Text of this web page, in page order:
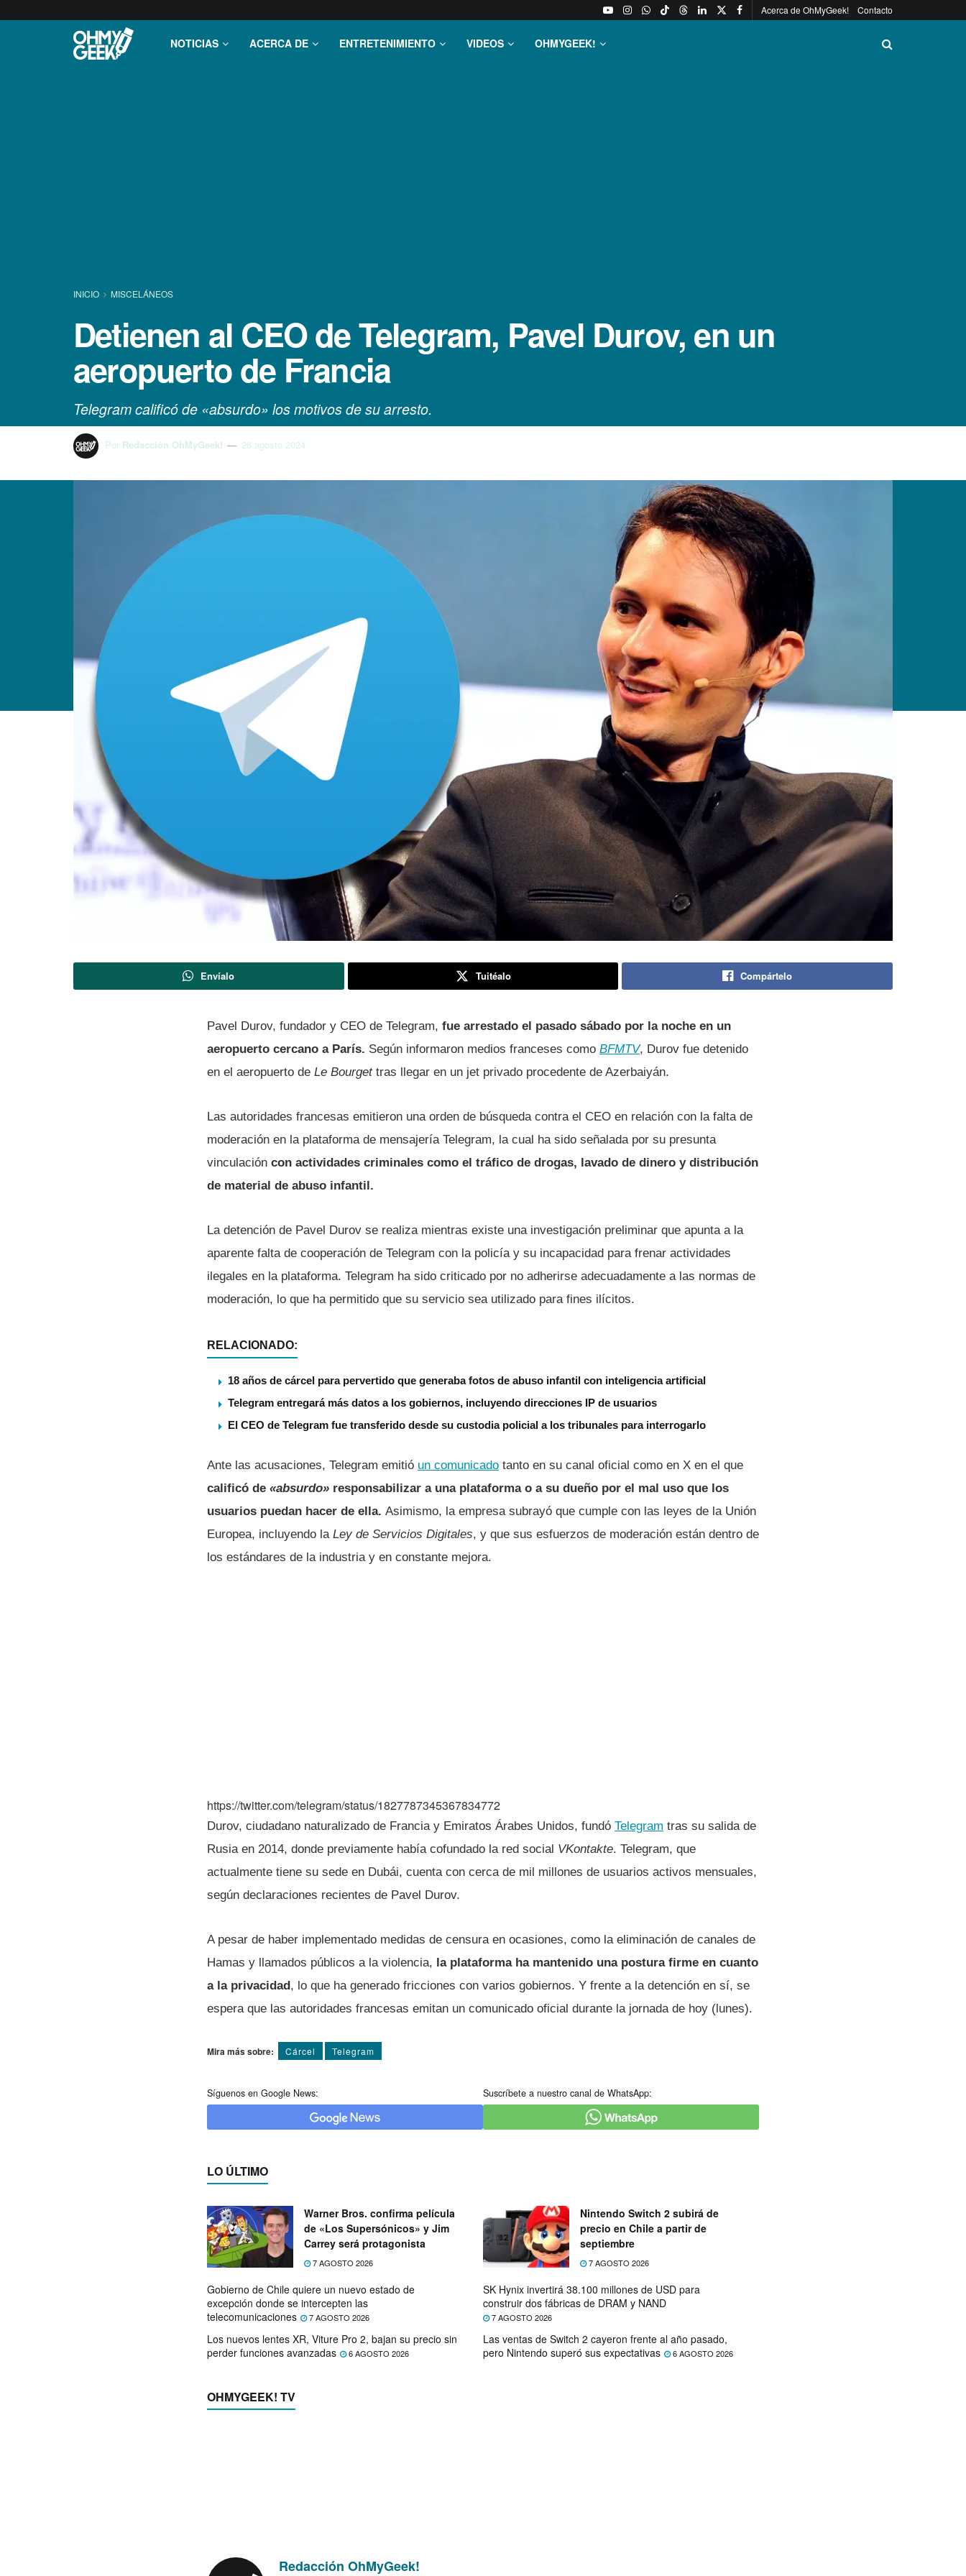
Acerca de OhMyGeek! Contacto
NOTICIAS ACERCA DE ENTRETENIMIENTO VIDEOS OHMYGEEK!
INICIO MISCELÁNEOS
Detienen al CEO de Telegram, Pavel Durov, en un
aeropuerto de Francia
Telegram calificó de «absurdo» los motivos de su arresto.
Por Redacción OhMyGeek! 26 agosto 2024
Envíalo Tuitéalo Compártelo
Pavel Durov, fundador y CEO de Telegram, fue arrestado el pasado sábado por la noche en un
aeropuerto cercano a París. Según informaron medios franceses como BFMTV, Durov fue detenido
en el aeropuerto de Le Bourgettras llegar en un jet privado procedente de Azerbaiyán.
Las autoridades francesas emitieron una orden de búsqueda contra el CEO en relación con la falta de
moderación en la plataforma de mensajería Telegram, la cual ha sido señalada por su presunta
vinculación con actividades criminales como el tráfico de drogas, lavado de dinero y distribución
de material de abuso infantil.
La detención de Pavel Durov se realiza mientras existe una investigación preliminar que apunta a la
aparente falta de cooperación de Telegram con la policía y su incapacidad para frenar actividades
ilegales en la plataforma. Telegram ha sido criticado por no adherirse adecuadamente a las normas de
moderación, lo que ha permitido que su servicio sea utilizado para fines ilícitos.
RELACIONADO:
18 años de cárcel para pervertido que generaba fotos de abuso infantil con inteligencia artificial
Telegram entregará más datos a los gobiernos, incluyendo direcciones IP de usuarios
El CEO de Telegram fue transferido desde su custodia policial a los tribunales para interrogarlo
Ante las acusaciones, Telegram emitió un comunicado tanto en su canal oficial como en X en el que
calificó de «absurdo» responsabilizar a una plataforma o a su dueño por el mal uso que los
usuarios puedan hacer de ella. Asimismo, la empresa subrayó que cumple con las leyes de la Unión
Europea, incluyendo la Ley de Servicios Digitales, y que sus esfuerzos de moderación están dentro de
los estándares de la industria y en constante mejora.
https://twitter.com/telegram/status/1827787345367834772
Durov, ciudadano naturalizado de Francia y Emiratos Árabes Unidos, fundó Telegram tras su salida de
Rusia en 2014, donde previamente había cofundado la red social VKontakte. Telegram, que
actualmente tiene su sede en Dubái, cuenta con cerca de mil millones de usuarios activos mensuales,
según declaraciones recientes de Pavel Durov.
A pesar de haber implementado medidas de censura en ocasiones, como la eliminación de canales de
Hamas y llamados públicos a la violencia, la plataforma ha mantenido una postura firme en cuanto
a la privacidad, lo que ha generado fricciones con varios gobiernos. Y frente a la detención en sí, se
espera que las autoridades francesas emitan un comunicado oficial durante la jornada de hoy (lunes).
Mira más sobre: Cárcel Telegram
Síguenos en Google News: Suscríbete a nuestro canal de WhatsApp:
LO ÚLTIMO
Warner Bros. confirma película
de «Los Supersónicos» y Jim
Carrey será protagonista
7 AGOSTO 2026
Nintendo Switch 2 subirá de
precio en Chile a partir de
septiembre
7 AGOSTO 2026
Gobierno de Chile quiere un nuevo estado de
excepción donde se intercepten las
telecomunicaciones
7 AGOSTO 2026
SK Hynix invertirá 38.100 millones de USD para
construir dos fábricas de DRAM y NAND
7 AGOSTO 2026
Los nuevos lentes XR, Viture Pro 2, bajan su precio sin
perder funciones avanzadas
6 AGOSTO 2026
Las ventas de Switch 2 cayeron frente al año pasado,
pero Nintendo superó sus expectativas
6 AGOSTO 2026
OHMYGEEK! TV
Redacción OhMyGeek!